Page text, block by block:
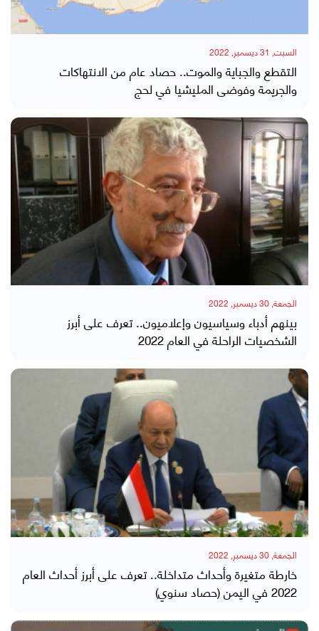
السبت, 31 ديسمبر, 2022
التقطع والجباية والموت.. حصاد عام من الانتهاكات
والجريمة وفوضى المليشيا في لحج
الجمعة, 30 ديسمبر, 2022
بينهم أدباء وسياسيون وإعلاميون.. تعرف على أبرز
الشخصيات الراحلة في العام 2022
الجمعة, 30 ديسمبر, 2022
خارطة متغيرة وأحداث متداخلة.. تعرف على أبرز أحداث العام
2022 في اليمن (حصاد سنوي)